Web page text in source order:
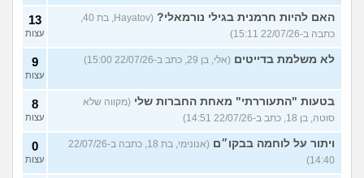
האם להיות חרמנית בגילי נורמאלי?
(Hayatov, בת 40,
כתבה ב-22/07/26 15:11)
13
עצות
לא משלמת בדייטים (אלי, בן 29, כתב ב-22/07/26 15:00) 9
עצות
בטעות "התעוררתי" מאחת החברות שלי (מקווה שלא
סוטה, בן 18, כתב ב-22/07/26 14:51)
8
עצות
ויתור על לוחמה בבקו״ם
(אנונימי, בת 18, כתבה ב-22/07/26
14:40)
0
עצות